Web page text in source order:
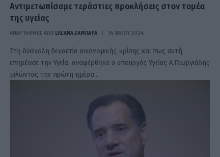
Αντιμετωπίσαμε τεράστιες προκλήσεις στον τομέα
της υγείας
ΑΝΑΡΤΗΘΗΚΕ ΑΠΟ ΕΛΕΑΝΑ ΖΑΜΠΑΡΑ 14 ΜΑΪ́ΟΥ 2024
Στη δύσκολη δεκαετία οικονομικής κρίσης και πως αυτή
επηρέασε την Υγεία, αναφέρθηκε ο υπουργός Υγείας Α.Γεωργιάδης
μιλώντας την πρώτη ημέρα…